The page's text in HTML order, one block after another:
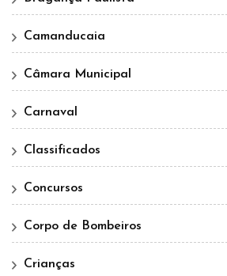
Camanducaia
Câmara Municipal
Carnaval
Classificados
Concursos
Corpo de Bombeiros
Crianças